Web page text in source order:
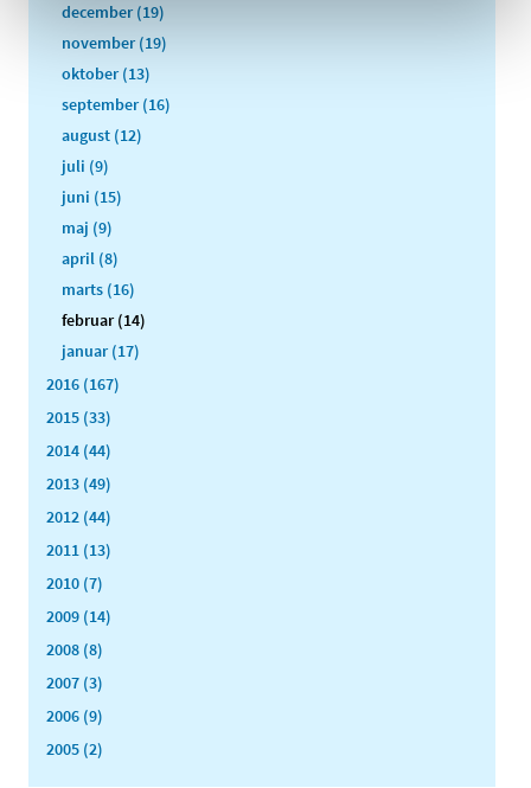
december (19)
november (19)
oktober (13)
september (16)
august (12)
juli (9)
juni (15)
maj (9)
april (8)
marts (16)
februar (14)
januar (17)
2016 (167)
2015 (33)
2014 (44)
2013 (49)
2012 (44)
2011 (13)
2010 (7)
2009 (14)
2008 (8)
2007 (3)
2006 (9)
2005 (2)